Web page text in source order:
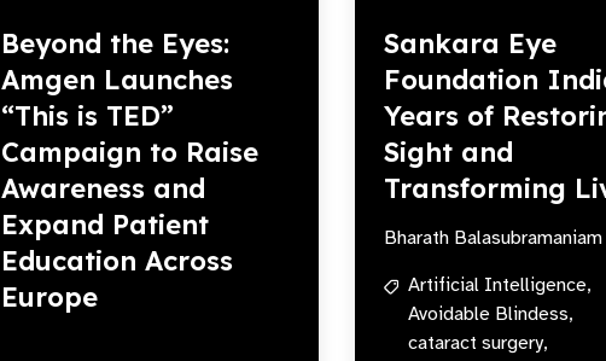
Beyond the Eyes:
Amgen Launches
“This is TED”
Campaign to Raise
Awareness and
Expand Patient
Education Across
Europe
Sankara Eye
Foundation
Years of
Sight and
Transforming
Bharath Balasubramaniam
Artificial Intelligence,
Avoidable Blindess,
cataract surgery,